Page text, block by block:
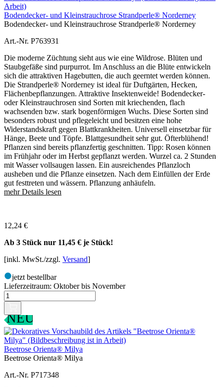
Bodendecker- und Kleinstrauchrose Strandperle® Norderney
Bodendecker- und Kleinstrauchrose Strandperle® Norderney
Art.-Nr. P763931
Die moderne Züchtung sieht aus wie eine Wildrose. Blüten und
Staubgefäße sind purpurrot. Im Anschluss an die Blüte entwickeln
sich die attraktiven Hagebutten, die auch geerntet werden können.
Die Strandperle® Norderney ist ideal für Duftgärten, Hecken,
Flächenbepflanzungen. Attraktive Insektenweide! Bodendecker-
oder Kleinstrauchrosen sind Sorten mit kriechenden, flach
wachsenden bzw. stark bogenförmigen Wuchs. Diese Sorten sind
besonders robust und pflegeleicht und besitzen eine hohe
Widerstandskraft gegen Blattkrankheiten. Universell einsetzbar für
Hänge, Beete und Töpfe. Blattgesundheit sehr gut. Öfterblühend!
Pflanzen sind bereits pflanzfertig geschnitten. Tipp: Rosen können
im Frühjahr oder im Herbst gepflanzt werden. Wurzel ca. 2 Stunden
mit Wasser vollsaugen lassen. Ein ausreichendes Pflanzloch
ausheben und die Pflanze einsetzen. Nach dem Einfüllen der Erde
gut festtreten und wässern. Pflanzung anhäufeln.
mehr Details lesen
12,24 €
Ab 3 Stück nur 11,45 € je Stück!
[inkl. MwSt./zzgl. Versand]
jetzt bestellbar
Lieferzeitraum: Oktober bis November
NEU
Beetrose Orienta® Milya
Beetrose Orienta® Milya
Art.-Nr. P717348